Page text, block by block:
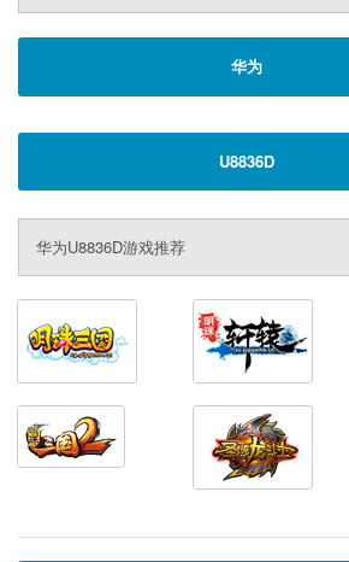
华为
U8836D
华为U8836D游戏推荐